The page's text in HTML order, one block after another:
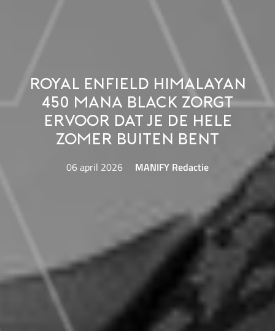
Royal Enfield Himalayan
450 Mana Black zorgt
ervoor dat je de hele
zomer buiten bent
06 april 2026 MANIFY Redactie